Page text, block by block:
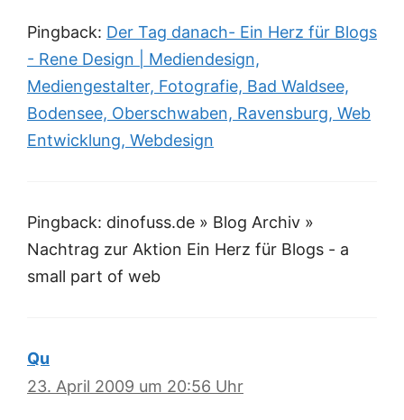
Pingback: Der Tag danach- Ein Herz für Blogs
- Rene Design | Mediendesign,
Mediengestalter, Fotografie, Bad Waldsee,
Bodensee, Oberschwaben, Ravensburg, Web
Entwicklung, Webdesign
Pingback: dinofuss.de » Blog Archiv »
Nachtrag zur Aktion Ein Herz für Blogs - a
small part of web
Qu
23. April 2009 um 20:56 Uhr